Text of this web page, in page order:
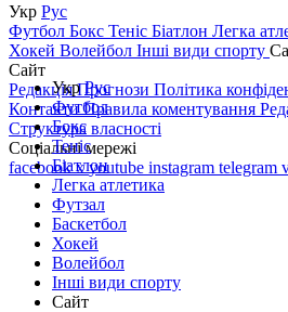
Укр Рус
Футбол Бокс Теніс Біатлон Легка
Хокей Волейбол Інші види спорту
Сайт
РедакціяПрогнози Політика
КонтактиПравила коментування
Структура власності
Соціальні мережі
facebookxyoutube instagram telegram
УкрРус
Футбол
Бокс
Теніс
Біатлон
Легка атлетика
Футзал
Баскетбол
Хокей
Волейбол
Інші види спорту
Сайт